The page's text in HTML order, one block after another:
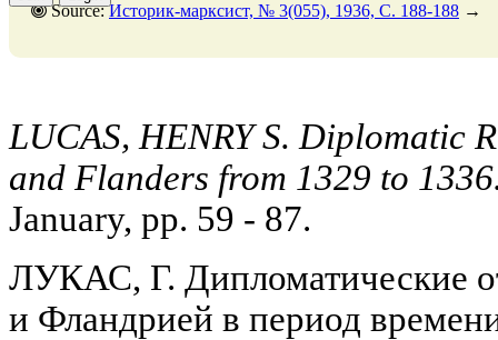
Source:Историк-марксист, № 3(055), 1936, C. 188-188 →
LUCAS, HENRY S. Diplomatic
and Flanders from 1329 to
January, pp. 59 - 87.
ЛУКАС, Г. Дипломатические
и Фландрией в период